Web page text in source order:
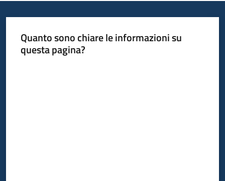
Quanto sono chiare le informazioni su
questa pagina?